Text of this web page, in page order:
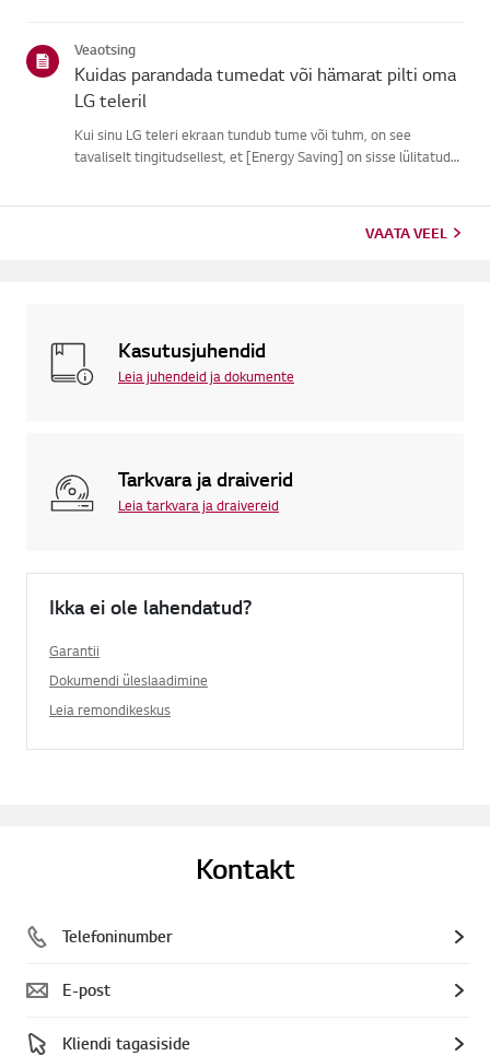
Veaotsing
Kuidas parandada tumedat või hämarat pilti oma
LG teleril
Kui sinu LG teleri ekraan tundub tume või tuhm, on see
tavaliselt tingitudsellest, et [Energy Saving] on sisse lülitatud
VAATA VEEL
Kasutusjuhendid
Leia juhendeid ja dokumente
Tarkvara ja draiverid
Leia tarkvara ja draivereid
Ikka ei ole lahendatud?
Garantii
Dokumendi üleslaadimine
Leia remondikeskus
Kontakt
Telefoninumber
E-post
Kliendi tagasiside